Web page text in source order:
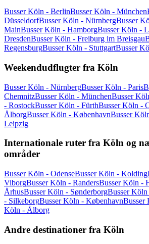
Busser Köln - BerlinBusser Köln - München
DüsseldorfBusser Köln - NürnbergBusser
MainBusser Köln - HamborgBusser Köln -
DresdenBusser Köln - Freiburg im Breisgau
RegensburgBusser Köln - StuttgartBusser
Weekendudflugter fra Köln
Busser Köln - NürnbergBusser Köln - Paris
ChemnitzBusser Köln - MünchenBusser
- RostockBusser Köln - FürthBusser Köln -
ÅlborgBusser Köln - KøbenhavnBusser
Leipzig
Internationale ruter fra Köln og
områder
Busser Köln - OdenseBusser Köln - Kolding
ViborgBusser Köln - RandersBusser Köln -
ÅrhusBusser Köln - SønderborgBusser Köln
- SilkeborgBusser Köln - KøbenhavnBusser
Köln - Ålborg
Andre destinationer fra Köln